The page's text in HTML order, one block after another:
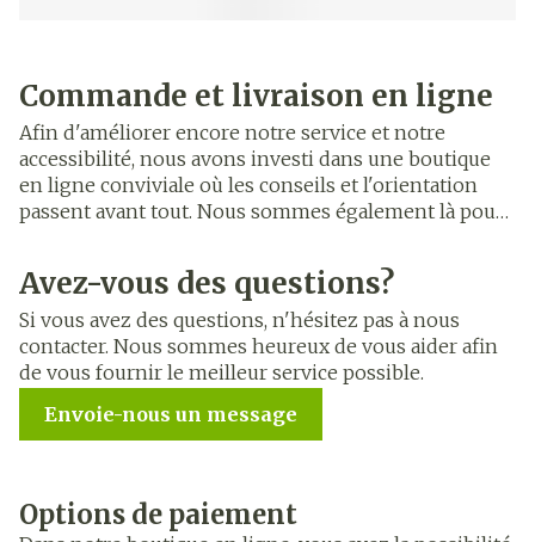
Commande et livraison en ligne
Afin d'améliorer encore notre service et notre
accessibilité, nous avons investi dans une boutique
en ligne conviviale où les conseils et l'orientation
passent avant tout. Nous sommes également là pour
et les soins, n'hésitez pas à nous contacter.
Vous pouvez commander vos produits dans notre
boutique en ligne et les récupérer à la pharmacie ou
les faire préparer dans l'un de nos casiers de collecte
sécurisés. Si vous êtes moins mobile, que vous ne
pouvez pas vous rendre chez nous et que vous n'avez
également personne qui puisse récupérer les
service supplémentaire pour livrer votre commande
à domicile.
Avez-vous des questions?
Si vous avez des questions, n'hésitez pas à nous
contacter. Nous sommes heureux de vous aider afin
de vous fournir le meilleur service possible.
Envoie-nous un message
Options de paiement